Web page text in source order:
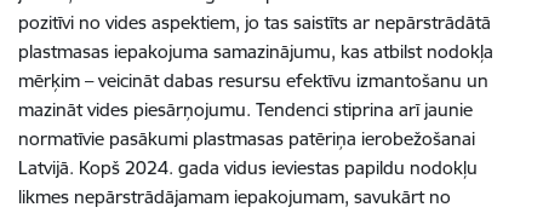
pozitīvi no vides aspektiem, jo tas saistīts ar nepārstrādātā
plastmasas iepakojuma samazinājumu, kas atbilst nodokļa
mērķim – veicināt dabas resursu efektīvu izmantošanu un
mazināt vides piesārņojumu. Tendenci stiprina arī jaunie
normatīvie pasākumi plastmasas patēriņa ierobežošanai
Latvijā. Kopš 2024. gada vidus ieviestas papildu nodokļu
likmes nepārstrādājamam iepakojumam, savukārt no